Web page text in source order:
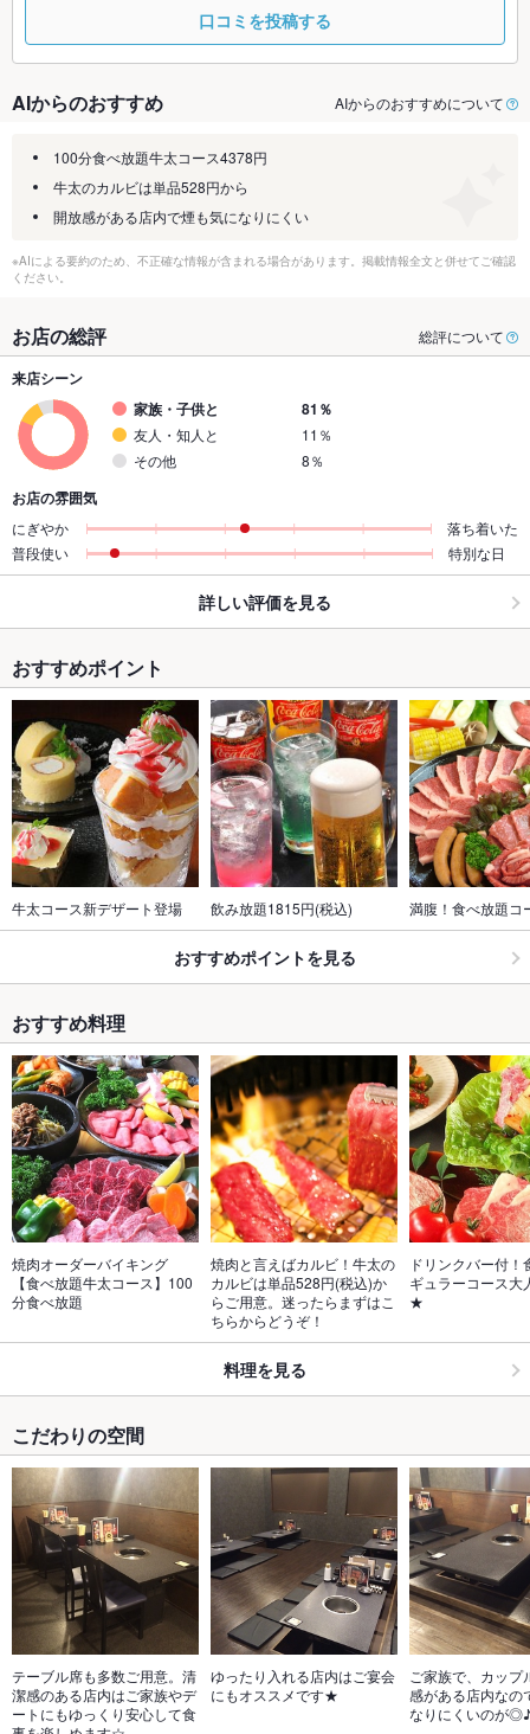
口コミを投稿する
AIからのおすすめ AIからのおすすめについて
100分食べ放題牛太コース4378円
牛太のカルビは単品528円から
開放感がある店内で煙も気になりにくい
※AIによる要約のため、不正確な情報が含まれる場合があります。掲載情報全文と併せてご確認
ください。
お店の総評 総評について
来店シーン
家族・子供と
81％
友人・知人と
11％
その他
8％
お店の雰囲気
にぎやか
落ち着いた
普段使い
特別な日
詳しい評価を見る
おすすめポイント
牛太コース新デザート登場 飲み放題1815円(税込) 満腹！食べ放題コ
おすすめポイントを見る
おすすめ料理
焼肉オーダーバイキング
【食べ放題牛太コース】100
分食べ放題
焼肉と言えばカルビ！牛太の
カルビは単品528円(税込)か
らご用意。迷ったらまずはこ
ちらからどうぞ！
ドリンクバー付！
ギュラーコース大
★
料理を見る
こだわりの空間
テーブル席も多数ご用意。清
潔感のある店内はご家族やデ
ートにもゆっくり安心して食
ゆったり入れる店内はご宴会
にもオススメです★
ご家族で、カッ
感がある店内なの
なりにくいのが